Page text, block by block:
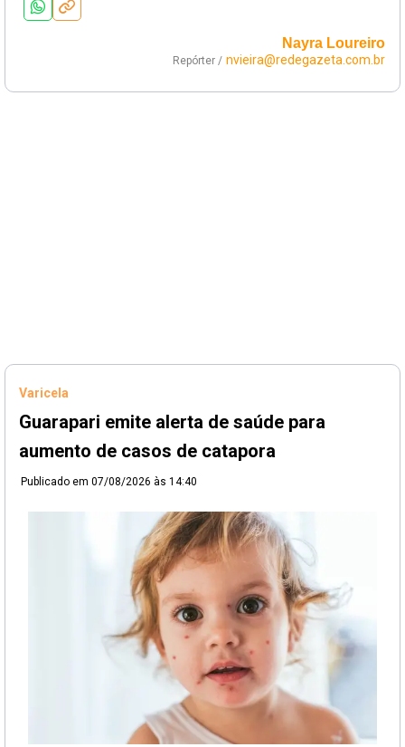
Nayra Loureiro
Repórter / nvieira@redegazeta.com.br
Varicela
Guarapari emite alerta de saúde para
aumento de casos de catapora
Publicado em 07/08/2026 às 14:40